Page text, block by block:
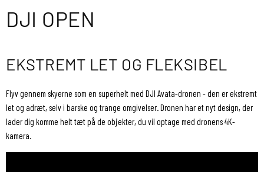
DJI OPEN
EKSTREMT LET OG FLEKSIBEL
Flyv gennem skyerne som en superhelt med DJI Avata-dronen - den er ekstremt
let og adræt, selv i barske og trange omgivelser. Dronen har et nyt design, der
lader dig komme helt tæt på de objekter, du vil optage med dronens 4K-
kamera.